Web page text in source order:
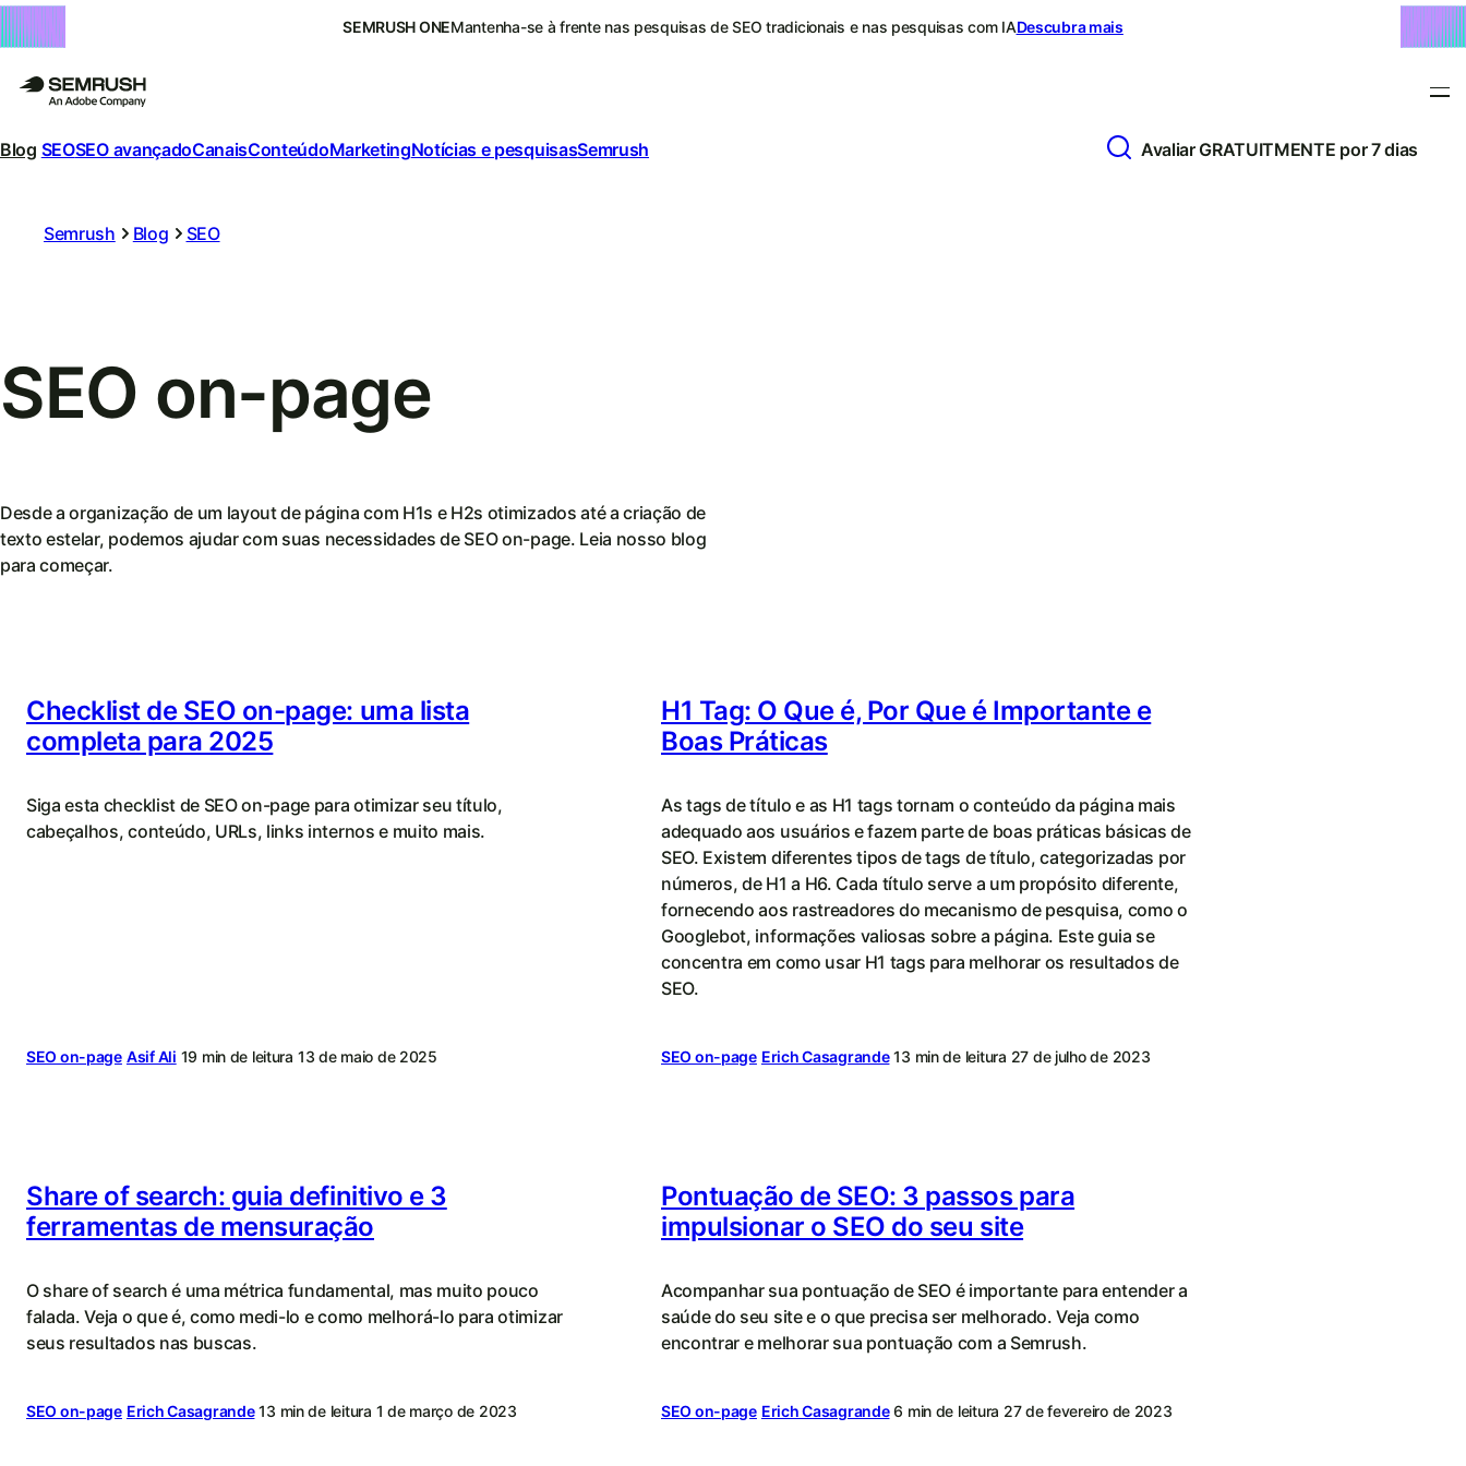
SEMRUSH ONEMantenha-se à frente nas pesquisas de SEO tradicionais e nas pesquisas com IADescubra mais
Blog SEOSEO avançadoCanaisConteúdoMarketingNotícias e pesquisasSemrush Avaliar GRATUITMENTE por 7 dias
Semrush Blog SEO
SEO on-page
Desde a organização de um layout de página com H1s e H2s otimizados até a criação de
texto estelar, podemos ajudar com suas necessidades de SEO on-page. Leia nosso blog
para começar.
Checklist de SEO on-page: uma lista
completa para 2025
Siga esta checklist de SEO on-page para otimizar seu título,
cabeçalhos, conteúdo, URLs, links internos e muito mais.
SEO on-page Asif Ali 19 min de leitura 13 de maio de 2025
H1 Tag: O Que é, Por Que é Importante e
Boas Práticas
As tags de título e as H1 tags tornam o conteúdo da página mais
adequado aos usuários e fazem parte de boas práticas básicas de
SEO. Existem diferentes tipos de tags de título, categorizadas por
números, de H1 a H6. Cada título serve a um propósito diferente,
fornecendo aos rastreadores do mecanismo de pesquisa, como o
Googlebot, informações valiosas sobre a página. Este guia se
concentra em como usar H1 tags para melhorar os resultados de
SEO.
SEO on-page Erich Casagrande 13 min de leitura 27 de julho de 2023
Share of search: guia definitivo e 3
ferramentas de mensuração
O share of search é uma métrica fundamental, mas muito pouco
falada. Veja o que é, como medi-lo e como melhorá-lo para otimizar
seus resultados nas buscas.
SEO on-page Erich Casagrande 13 min de leitura 1 de março de 2023
Pontuação de SEO: 3 passos para
impulsionar o SEO do seu site
Acompanhar sua pontuação de SEO é importante para entender a
saúde do seu site e o que precisa ser melhorado. Veja como
encontrar e melhorar sua pontuação com a Semrush.
SEO on-page Erich Casagrande 6 min de leitura 27 de fevereiro de 2023